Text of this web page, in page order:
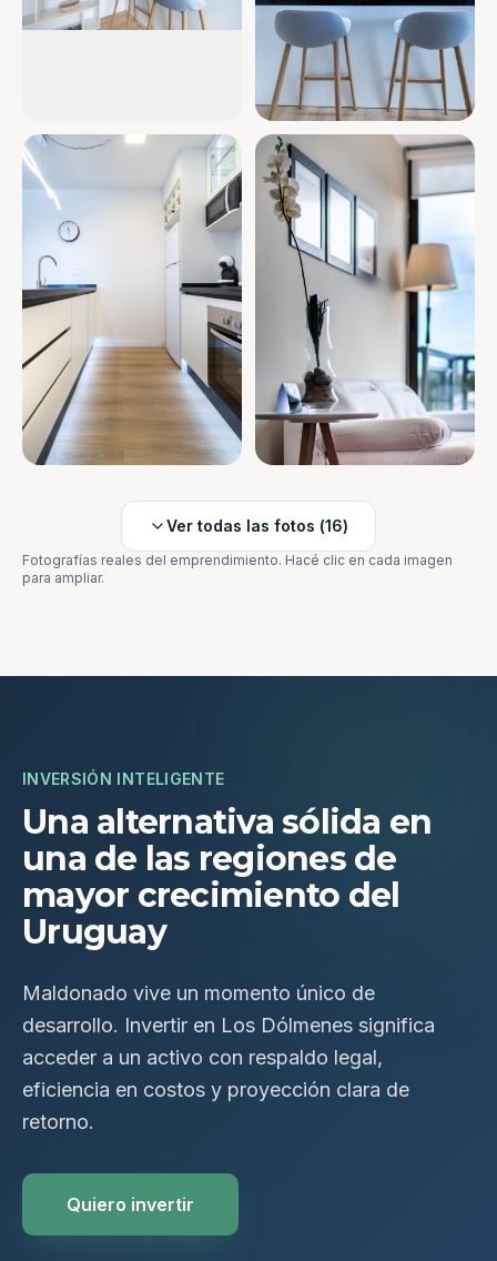
Ver todas las fotos (16)
Fotografías reales del emprendimiento. Hacé clic en cada imagen
para ampliar.
INVERSIÓN INTELIGENTE
Una alternativa sólida en
una de las regiones de
mayor crecimiento del
Uruguay
Maldonado vive un momento único de
desarrollo. Invertir en Los Dólmenes significa
acceder a un activo con respaldo legal,
eficiencia en costos y proyección clara de
retorno.
Quiero invertir